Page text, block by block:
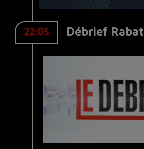
22:05 Débrief Rabat